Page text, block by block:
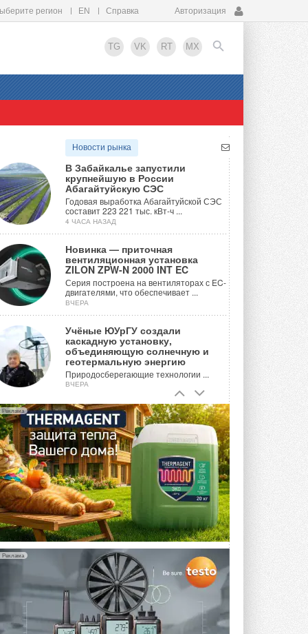
регион EN Справка Авторизация
TG VK RT MX
EN
Новости рынка
В Забайкалье запустили
крупнейшую в России
Абагайтуйскую СЭС
Годовая выработка Абагайтуйской СЭС
составит 223 221 тыс. кВт-ч ...
4 ЧАСА НАЗАД
Новинка — приточная
вентиляционная установка
ZILON ZPW-N 2000 INT EC
Серия построена на вентиляторах с EC-
двигателями, что обеспечивает ...
ВЧЕРА
Учёные ЮУрГУ создали
каскадную установку,
объединяющую солнечную и
геотермальную энергию
Природосберегающие технологии ...
ВЧЕРА
Для Арктики создали
технологию защиты
ветрогенераторов от аварий
Разработка учитывает влияние
мерзлоты, обледенения и снеговых ...
ВЧЕРА
Гибридный тепловой насос PV/T
с одним общим испарителем
Исследователи предложили
конструкцию двухисточникового ...
5 АВГУСТА 2026
21-й ежегодный форум
«ЦОД-2026»
Мероприятие пройдет 2-3 сентября в
отеле Radisson Slavyanskaya. Форум
посетит более двух тысяч участников ...
5 АВГУСТА 2026
Реклама
Реклама